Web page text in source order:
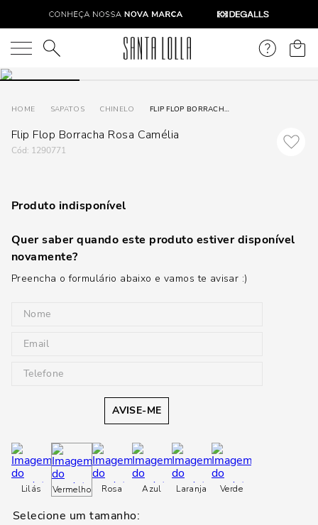
O que você está procurando?
SAPATOS CHINELO FLIP FLOP BORRACHA ROSA CAMÉLIA
Flip Flop Borracha Rosa Camélia
: 1290771
Produto indisponível
Quer saber quando este produto estiver disponível
novamente?
Preencha o formulário abaixo e vamos te avisar :)
AVISE-ME
Lilás Vermelho Rosa Azul Laranja Verde